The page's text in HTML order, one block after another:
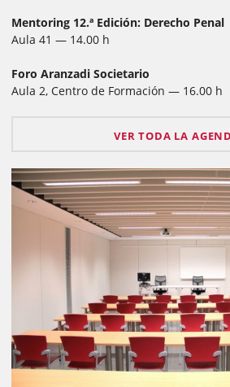
Mentoring 12.ª Edición: Derecho Penal
Aula 41 — 14.00 h
Foro Aranzadi Societario
Aula 2, Centro de Formación — 16.00 h
VER TODA LA